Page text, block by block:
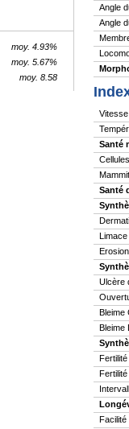
moy. 4.93%
moy. 5.67%
moy. 8.58
Angle
Angle
Santé
Cellules
Santé
Limace
Erosion
Ulcère
Bleime
Bleime
Facilité